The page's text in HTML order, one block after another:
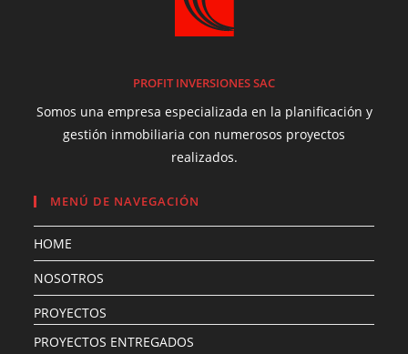
PROFIT INVERSIONES SAC
Somos una empresa especializada en la planificación y
gestión inmobiliaria con numerosos proyectos
realizados.
MENÚ DE NAVEGACIÓN
HOME
NOSOTROS
PROYECTOS
PROYECTOS ENTREGADOS